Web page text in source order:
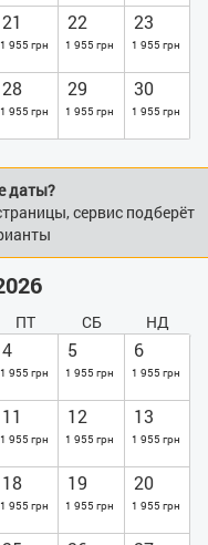
21
1 955 грн
22
1 955 грн
23
1 955 грн
28
1 955 грн
29
1 955 грн
30
1 955 грн
даты?
сервис подберёт
ПТ СБ НД
4
1 955 грн
5
1 955 грн
6
1 955 грн
11
1 955 грн
12
1 955 грн
13
1 955 грн
18
1 955 грн
19
1 955 грн
20
1 955 грн